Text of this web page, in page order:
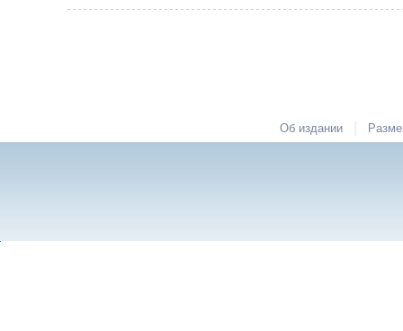
Об издании |